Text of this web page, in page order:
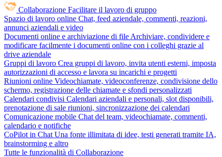
Collaborazione Facilitare il lavoro di gruppo
Spazio di lavoro online Chat, feed aziendale, commenti, reazioni,
annunci aziendali e video
Documenti online e archiviazione di file Archiviare, condividere e
modificare facilmente i documenti online con i colleghi grazie al
drive aziendale
Gruppi di lavoro Crea gruppi di lavoro, invita utenti esterni, imposta
autorizzazioni di accesso e lavora su incarichi e progetti
Riunioni online Videochiamate, videoconferenze, condivisione dello
schermo, registrazione delle chiamate e sfondi personalizzati
Calendari condivisi Calendari aziendali e personali, slot disponibili,
prenotazione di sale riunioni, sincronizzazione dei calendari
Comunicazione mobile Chat del team, videochiamate, commenti,
calendario e notifiche
CoPilot in Chat Una fonte illimitata di idee, testi generati tramite IA,
brainstorming e altro
Tutte le funzionalità di Collaborazione